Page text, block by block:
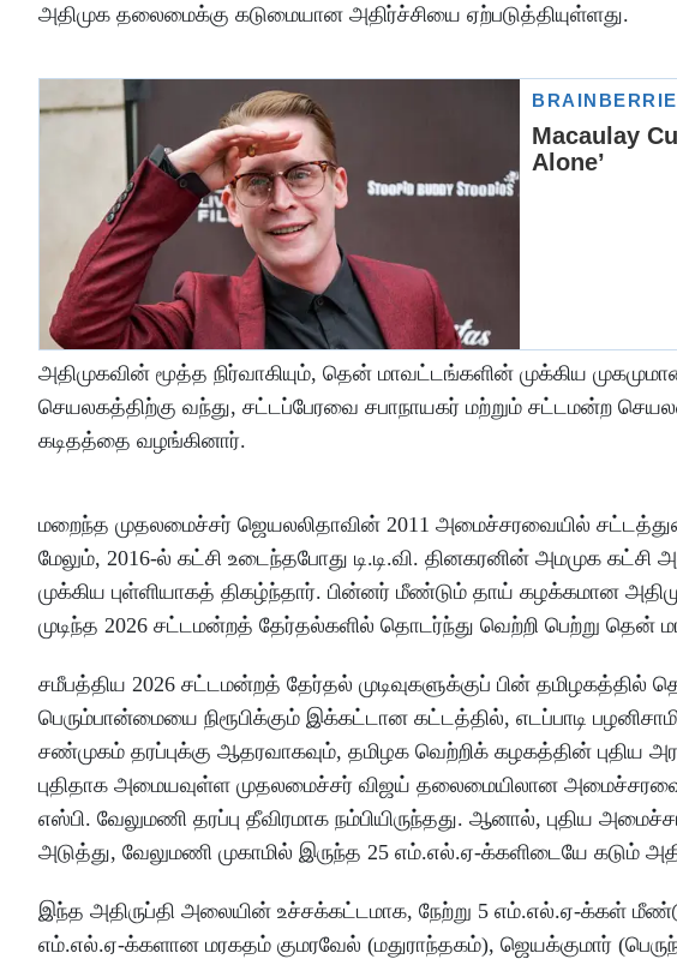
அதிமுக தலைமைக்கு கடுமையான அதிர்ச்சியை ஏற்படுத்தியுள்ளது.
அதிமுகவின் மூத்த நிர்வாகியும், தென் மாவட்டங்களின் முக்கிய
செயலகத்திற்கு வந்து, சட்டப்பேரவை சபாநாயகர் மற்றும் சட்டமன்ற
கடிதத்தை வழங்கினார்.
மறைந்த முதலமைச்சர் ஜெயலலிதாவின் 2011 அமைச்சரவையில்
மேலும், 2016-ல் கட்சி உடைந்தபோது டி.டி.வி. தினகரனின் அமமுக
முக்கிய புள்ளியாகத் திகழ்ந்தார். பின்னர் மீண்டும் தாய் கழக்கமான
முடிந்த 2026 சட்டமன்றத் தேர்தல்களில் தொடர்ந்து வெற்றி பெற்று தென்
சமீபத்திய 2026 சட்டமன்றத் தேர்தல் முடிவுகளுக்குப் பின்
பெரும்பான்மையை நிரூபிக்கும் இக்கட்டான கட்டத்தில், எடப்பாடி
சண்முகம் தரப்புக்கு ஆதரவாகவும், தமிழக வெற்றிக் கழகத்தின் புதிய
புதிதாக அமையவுள்ள முதலமைச்சர் விஜய் தலைமையிலான
எஸ்பி. வேலுமணி தரப்பு தீவிரமாக நம்பியிருந்தது. ஆனால், புதிய
அடுத்து, வேலுமணி முகாமில் இருந்த 25 எம்.எல்.ஏ-க்களிடையே கடும்
இந்த அதிருப்தி அலையின் உச்சக்கட்டமாக, நேற்று 5 எம்.எல்.ஏ-க்கள்
எம்.எல்.ஏ-க்களான மரகதம் குமரவேல் (மதுராந்தகம்), ஜெயக்குமார்